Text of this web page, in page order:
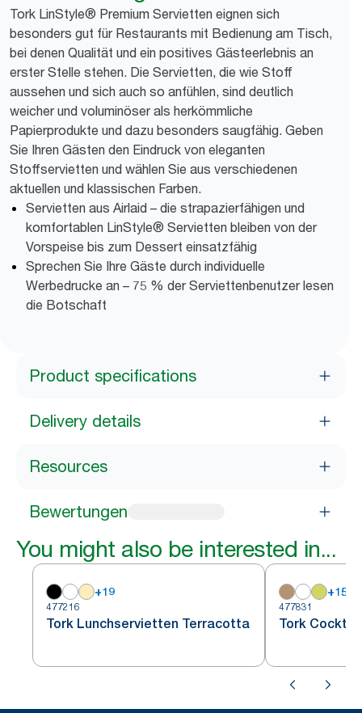
Tork LinStyle® Premium Servietten eignen sich
besonders gut für Restaurants mit Bedienung am Tisch,
bei denen Qualität und ein positives Gästeerlebnis an
erster Stelle stehen. Die Servietten, die wie Stoff
aussehen und sich auch so anfühlen, sind deutlich
weicher und voluminöser als herkömmliche
Papierprodukte und dazu besonders saugfähig. Geben
Sie Ihren Gästen den Eindruck von eleganten
Stoffservietten und wählen Sie aus verschiedenen
aktuellen und klassischen Farben.
Servietten aus Airlaid – die strapazierfähigen und
komfortablen LinStyle® Servietten bleiben von der
Vorspeise bis zum Dessert einsatzfähig
Sprechen Sie Ihre Gäste durch individuelle
Werbedrucke an – 75 % der Serviettenbenutzer lesen
die Botschaft
Product specifications
Delivery details
Resources
Bewertungen
You might also be interested in...
+19
477216
Tork Lunchservietten Terracotta
+15
477831
Tork